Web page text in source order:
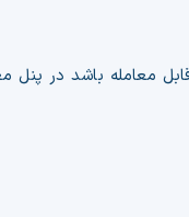
معامله باشد در پنل